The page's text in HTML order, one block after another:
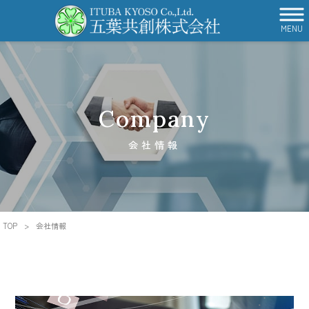
MENU
Company
会社情報
TOP > 会社情報